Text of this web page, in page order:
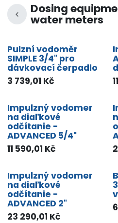
Dosing
water meters
Pulzní vodoměr
SIMPLE 3/4" pro
dávkovací čerpadlo
3 739,01 Kč
Impulzný vodomer
na diaľkové
odčítanie -
ADVANCED 5/4"
11 590,01 Kč
Impulzný vodomer
na diaľkové
odčítanie -
ADVANCED 2"
23 290,01 Kč